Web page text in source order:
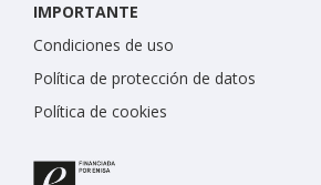
IMPORTANTE
Condiciones de uso
Política de protección de datos
Política de cookies